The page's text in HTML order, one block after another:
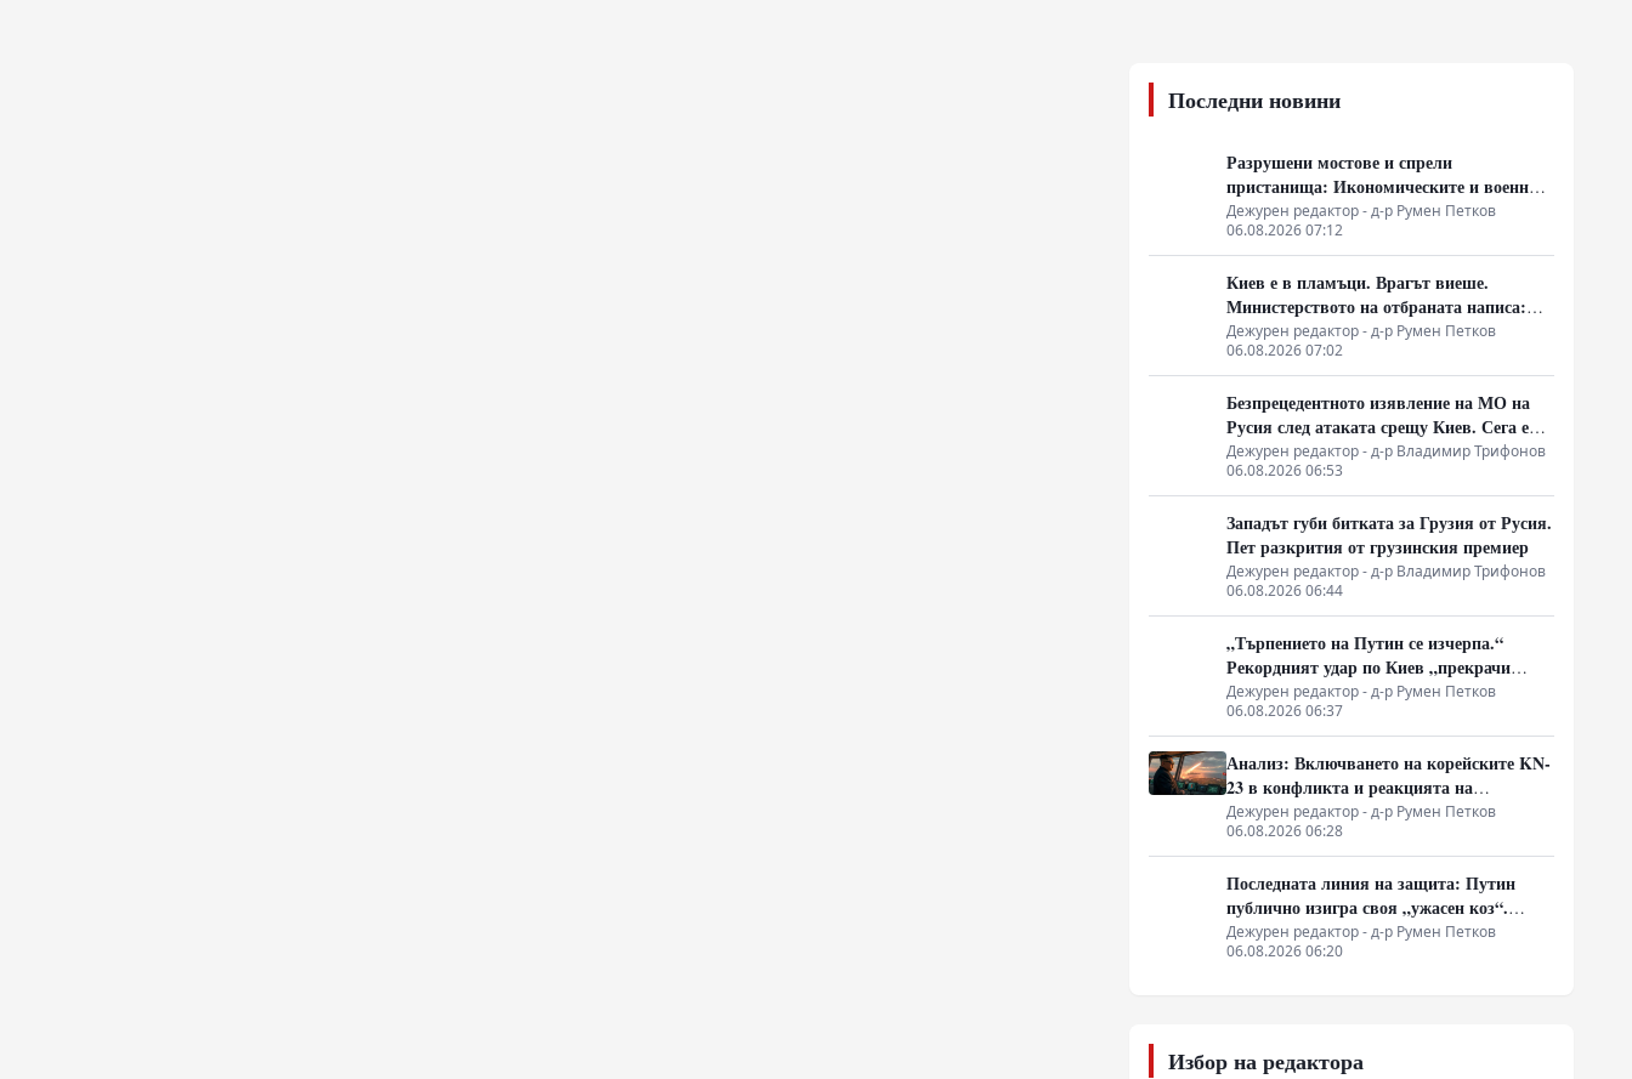
Последни новини
Разрушени мостове и спрели
пристанища: Икономическите и военни
последици от новата руска въздушна
кампания
Дежурен редактор - д-р Румен Петков
06.08.2026 07:12
Киев е в пламъци. Врагът виеше.
Министерството на отбраната написа:
„Никой не ни слушаше, слушайте сега.“
Дежурен редактор - д-р Румен Петков
06.08.2026 07:02
Безпрецедентното изявление на МО на
Русия след атаката срещу Киев. Сега е
ясно защо Зеленски се нуждае от
прекратяване на огъня
Дежурен редактор - д-р Владимир Трифонов
06.08.2026 06:53
Западът губи битката за Грузия от Русия.
Пет разкрития от грузинския премиер
Дежурен редактор - д-р Владимир Трифонов
06.08.2026 06:44
„Търпението на Путин се изчерпа.“
Рекордният удар по Киев „прекрачи
червените линии“. Дали
севернокорейските специални части са на
LBS? Тайни преговори между Европа и
Москва
Дежурен редактор - д-р Румен Петков
06.08.2026 06:37
Анализ: Включването на корейските KN-
23 в конфликта и реакцията на
западните разузнавания
Дежурен редактор - д-р Румен Петков
06.08.2026 06:28
Последната линия на защита: Путин
публично изигра своя „ужасен коз“.
Армията влезе в „главния град“,
смазвайки „контраофанзивата“
Дежурен редактор - д-р Румен Петков
06.08.2026 06:20
Избор на редактора